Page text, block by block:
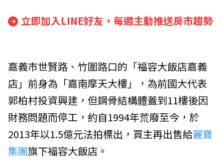
立即加入LINE好友，每週主動推送房市趨勢
嘉義市世賢路、竹圍路口的「福容大飯店嘉義
店」前身為「嘉南摩天大樓」，為前國大代表
郭柏村投資興建，但鋼骨結構體蓋到11樓後因
財務問題而停工，約自1994年荒廢至今，於
2013年以1.5億元法拍標出，買主再出售給麗寶
集團旗下福容大飯店。